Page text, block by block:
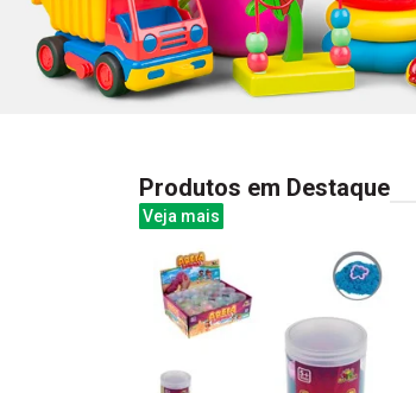
Produtos em Destaque
Veja mais